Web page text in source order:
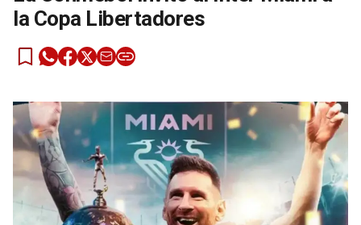
la Copa Libertadores